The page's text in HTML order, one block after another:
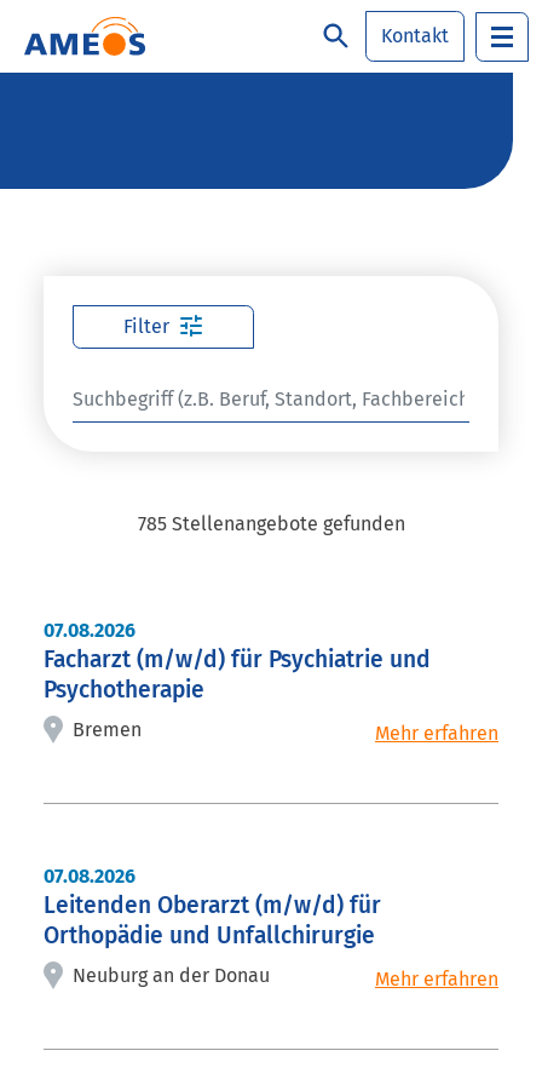
Kontakt
Filter
785 Stellenangebote gefunden
07.08.2026
Facharzt (m/w/d) für Psychiatrie und
Psychotherapie
Bremen
07.08.2026
Leitenden Oberarzt (m/w/d) für
Orthopädie und Unfallchirurgie
Neuburg an der Donau